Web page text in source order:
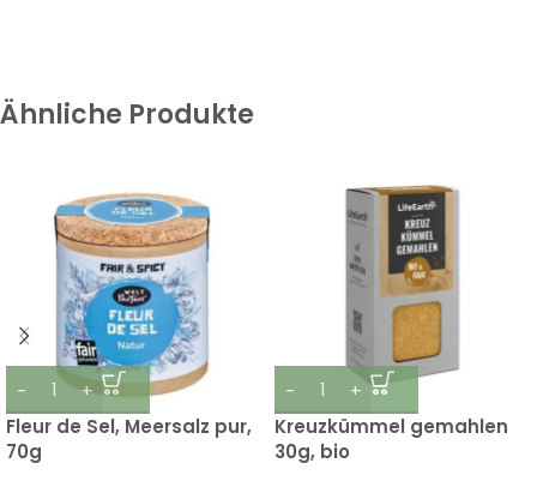
Ähnliche Produkte
Fleur de Sel, Meersalz pur,
70g
Kreuzkümmel gemahlen
30g, bio